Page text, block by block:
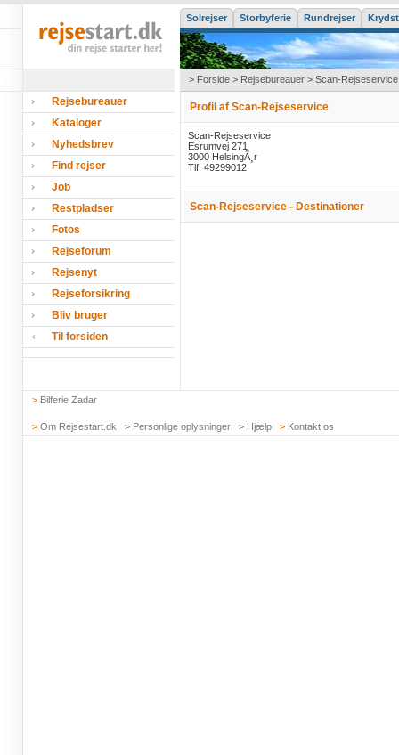
Solrejser Storbyferie Rundrejser
> Forside > Rejsebureauer > Scan-Rejseservice
Rejsebureauer
Kataloger
Nyhedsbrev
Find rejser
Job
Restpladser
Fotos
Rejseforum
Rejsenyt
Rejseforsikring
Bliv bruger
Til forsiden
Profil af Scan-Rejseservice
Scan-Rejseservice
Esrumvej 271
3000 HelsingÃ¸r
Tlf: 49299012
Scan-Rejseservice - Destinationer
> Bilferie Zadar
> Om Rejsestart.dk > Personlige oplysninger > Hjælp > Kontakt os